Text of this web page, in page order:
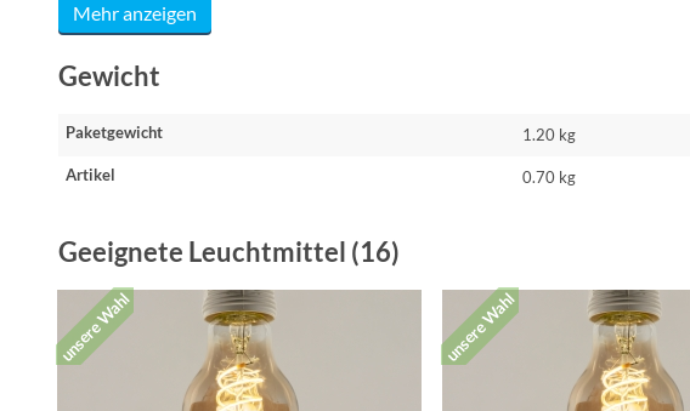
Mehr anzeigen
Gewicht
Paketgewicht 1.20 kg
Artikel 0.70 kg
Geeignete Leuchtmittel (16)
unsere Wahl unsere Wahl